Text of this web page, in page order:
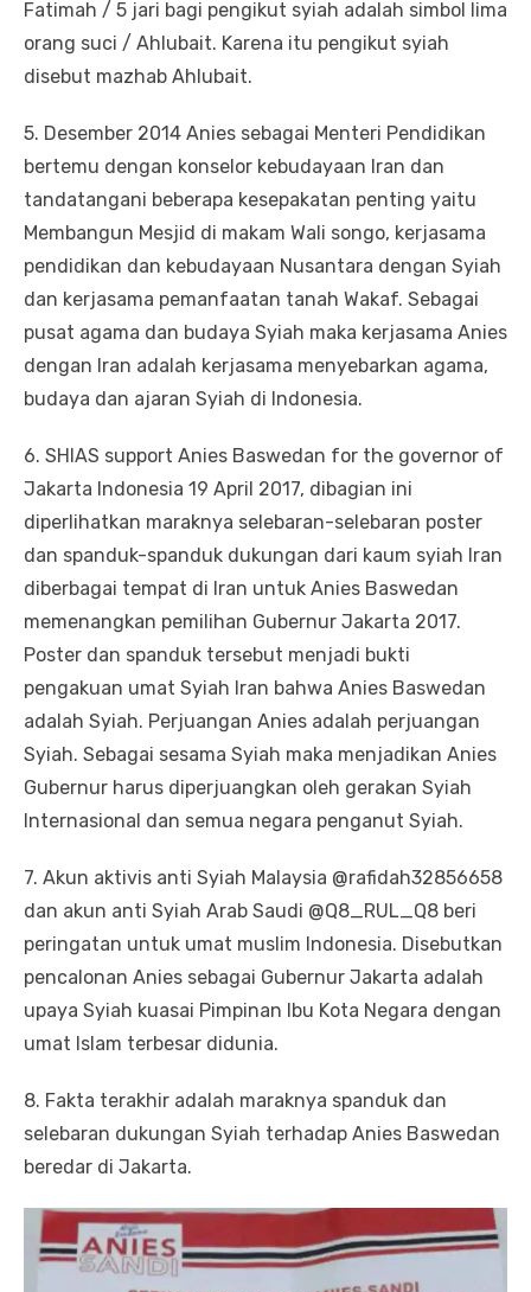
Fatimah / 5 jari bagi pengikut syiah adalah simbol lima
orang suci / Ahlubait. Karena itu pengikut syiah
disebut mazhab Ahlubait.
5. Desember 2014 Anies sebagai Menteri Pendidikan
bertemu dengan konselor kebudayaan Iran dan
tandatangani beberapa kesepakatan penting yaitu
Membangun Mesjid di makam Wali songo, kerjasama
pendidikan dan kebudayaan Nusantara dengan Syiah
dan kerjasama pemanfaatan tanah Wakaf. Sebagai
pusat agama dan budaya Syiah maka kerjasama Anies
dengan Iran adalah kerjasama menyebarkan agama,
budaya dan ajaran Syiah di Indonesia.
6. SHIAS support Anies Baswedan for the governor of
Jakarta Indonesia 19 April 2017, dibagian ini
diperlihatkan maraknya selebaran-selebaran poster
dan spanduk-spanduk dukungan dari kaum syiah Iran
diberbagai tempat di Iran untuk Anies Baswedan
memenangkan pemilihan Gubernur Jakarta 2017.
Poster dan spanduk tersebut menjadi bukti
pengakuan umat Syiah Iran bahwa Anies Baswedan
adalah Syiah. Perjuangan Anies adalah perjuangan
Syiah. Sebagai sesama Syiah maka menjadikan Anies
Gubernur harus diperjuangkan oleh gerakan Syiah
Internasional dan semua negara penganut Syiah.
7. Akun aktivis anti Syiah Malaysia @rafidah32856658
dan akun anti Syiah Arab Saudi @Q8_RUL_Q8 beri
peringatan untuk umat muslim Indonesia. Disebutkan
pencalonan Anies sebagai Gubernur Jakarta adalah
upaya Syiah kuasai Pimpinan Ibu Kota Negara dengan
umat Islam terbesar didunia.
8. Fakta terakhir adalah maraknya spanduk dan
selebaran dukungan Syiah terhadap Anies Baswedan
beredar di Jakarta.